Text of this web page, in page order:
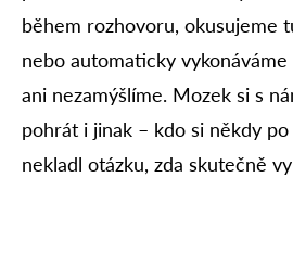
během rozhovoru, okusujeme
nebo automaticky vykonáváme
ani nezamýšlíme. Mozek si s
pohrát i jinak – kdo si někdy
nekladl otázku, zda skutečně